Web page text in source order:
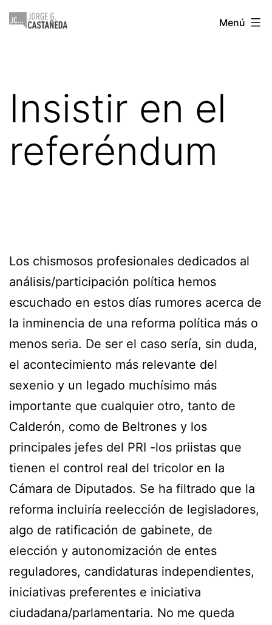
Saltar
Jorge
Menú
Insistir en el
referéndum
Los chismosos profesionales dedicados al
análisis/participación política hemos
escuchado en estos días rumores acerca de
la inminencia de una reforma política más o
menos seria. De ser el caso sería, sin duda,
el acontecimiento más relevante del
sexenio y un legado muchísimo más
importante que cualquier otro, tanto de
Calderón, como de Beltrones y los
principales jefes del PRI -los priistas que
tienen el control real del tricolor en la
Cámara de Diputados. Se ha filtrado que la
reforma incluiría reelección de legisladores,
algo de ratificación de gabinete, de
elección y autonomización de entes
reguladores, candidaturas independientes,
iniciativas preferentes e iniciativa
ciudadana/parlamentaria. No me queda